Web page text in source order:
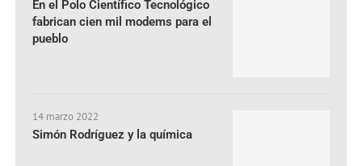
En el Polo Científico Tecnológico
fabrican cien mil modems para el
pueblo
14 marzo 2022
Simón Rodríguez y la química